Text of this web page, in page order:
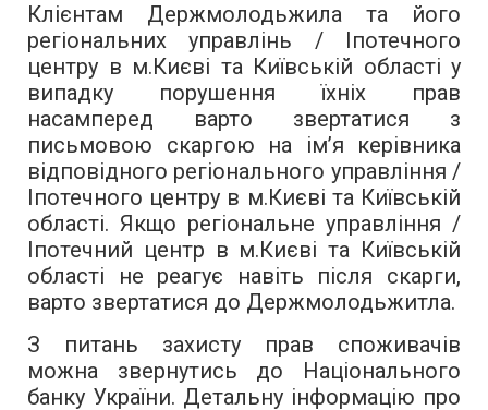
Клієнтам Держмолодьжила та його
регіональних управлінь / Іпотечного
центру в м.Києві та Київській області у
випадку порушення їхніх прав
насамперед варто звертатися з
письмовою скаргою на ім’я керівника
відповідного регіонального управління /
Іпотечного центру в м.Києві та Київській
області. Якщо регіональне управління /
Іпотечний центр в м.Києві та Київській
області не реагує навіть після скарги,
варто звертатися до Держмолодьжитла.
З питань захисту прав споживачів
можна звернутись до Національного
банку України. Детальну інформацію про